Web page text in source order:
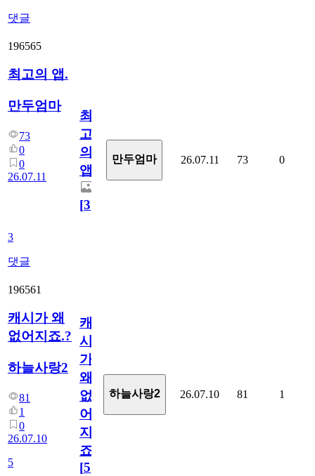
댓글
196565
최고의 앱.
만두엄마
73
0
0
26.07.11
3
댓글
최
고
의
앱.
[3]
만두엄마 26.07.11 73 0
196561
캐시가 왜
없어지죠.?
하늘사랑2
81
1
0
26.07.10
5
캐
시
가
왜
없
어
지
죠.?
[5]
하늘사랑2 26.07.10 81 1